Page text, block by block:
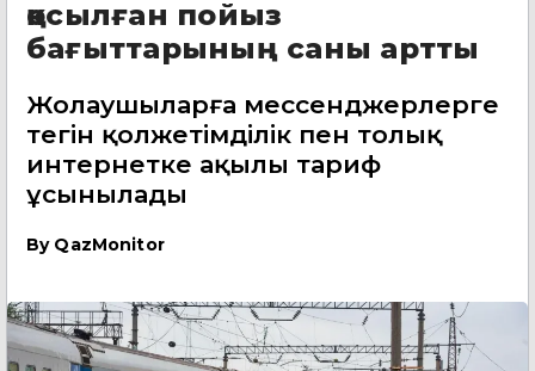
қосылған пойыз
бағыттарының саны артты
Жолаушыларға мессенджерлерге
тегін қолжетімділік пен толық
интернетке ақылы тариф
ұсынылады
By QazMonitor